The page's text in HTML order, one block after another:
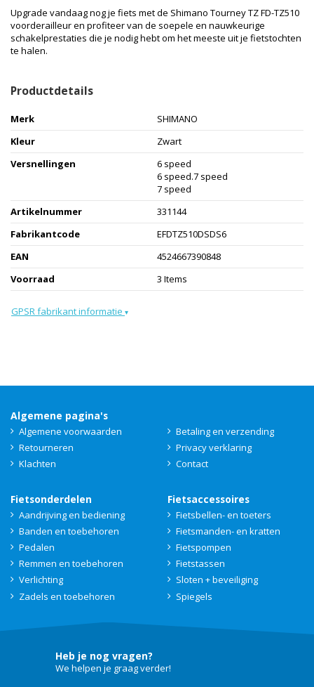
Upgrade vandaag nog je fiets met de Shimano Tourney TZ FD-TZ510
voorderailleur en profiteer van de soepele en nauwkeurige
schakelprestaties die je nodig hebt om het meeste uit je fietstochten
te halen.
Productdetails
Merk
SHIMANO
Kleur
Zwart
Versnellingen
6 speed
6 speed.7 speed
7 speed
Artikelnummer
331144
Fabrikantcode
EFDTZ510DSDS6
EAN
4524667390848
Voorraad
3 Items
GPSR fabrikant informatie ▾
Algemene pagina's
Algemene voorwaarden
Betaling en verzending
Retourneren
Privacy verklaring
Klachten
Contact
Fietsonderdelen
Aandrijving en bediening
Banden en toebehoren
Pedalen
Remmen en toebehoren
Verlichting
Zadels en toebehoren
Fietsaccessoires
Fietsbellen- en toeters
Fietsmanden- en kratten
Fietspompen
Fietstassen
Sloten + beveiliging
Spiegels
Heb je nog vragen?
We helpen je graag verder!